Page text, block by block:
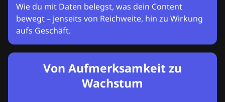
Wie du mit Daten belegst, was dein Content
bewegt – jenseits von Reichweite, hin zu Wirkung
aufs Geschäft.
Von Aufmerksamkeit zu
Wachstum